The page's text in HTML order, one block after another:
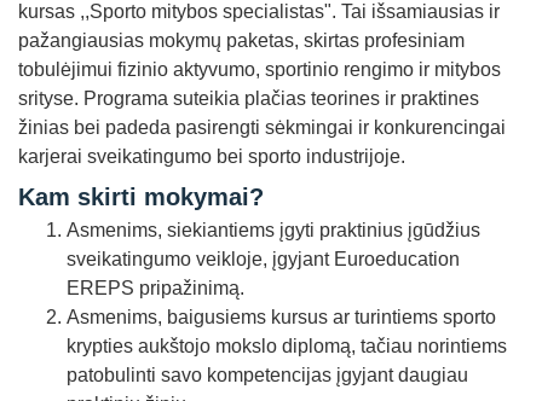
kursas ,,Sporto mitybos specialistas". Tai išsamiausias ir
pažangiausias mokymų paketas, skirtas profesiniam
tobulėjimui fizinio aktyvumo, sportinio rengimo ir mitybos
srityse. Programa suteikia plačias teorines ir praktines
žinias bei padeda pasirengti sėkmingai ir konkurencingai
karjerai sveikatingumo bei sporto industrijoje.
Kam skirti mokymai?
Asmenims, siekiantiems įgyti praktinius įgūdžius
sveikatingumo veikloje, įgyjant Euroeducation
EREPS pripažinimą.
Asmenims, baigusiems kursus ar turintiems sporto
krypties aukštojo mokslo diplomą, tačiau norintiems
patobulinti savo kompetencijas įgyjant daugiau